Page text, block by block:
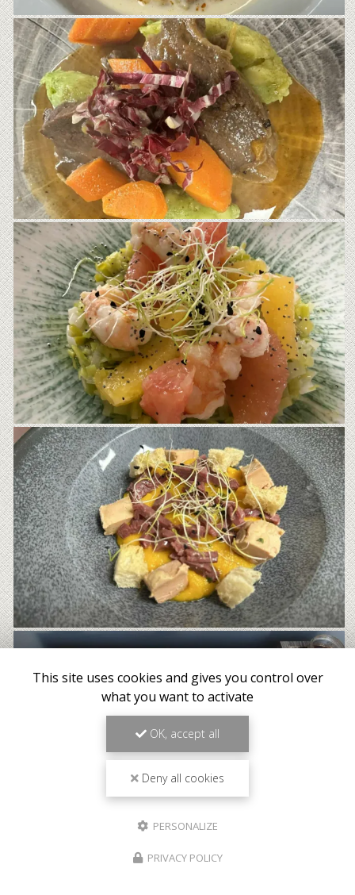
This site uses cookies and gives you control over
what you want to activate
OK, accept all
Deny all cookies
PERSONALIZE
PRIVACY POLICY